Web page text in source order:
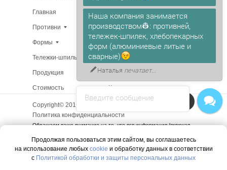
Главная
Продукция
О компании
Противни
Стоимость
Доставка
Тележки-шпильки
Сертификаты
Контакты
Copyright© 2015 - 2025. Все права защищены.
Политика конфиденциальности
Формы
В наличии
Обращаем ваше внимание на то, что вся информация (включая
информационный характер и ни при каких условиях не является
публичной офертой, определяемой положениями Статьи 437 (2)
Гражданского кодекса РФ.
Продолжая пользоваться этим сайтом, вы соглашаетесь
на использование любых cookie и обработку данных в соответствии
с Политикой обработки и защиты персональных данных
Напишите в чат!
Введите сообщение
Наша компания занимается
производством👷: противней,
тележек-шпилек, хлебопекарных
форм (алюминиевые литые и
сварные)
Наталья печатает...